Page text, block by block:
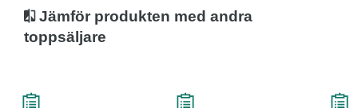
Jämför produkten med andra
toppsäljare